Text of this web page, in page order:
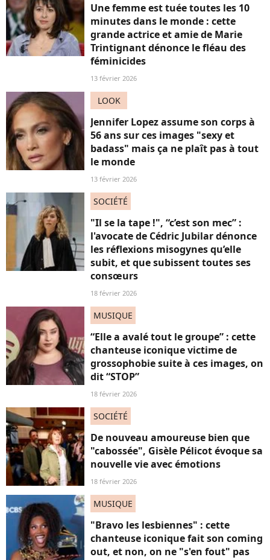
Une femme est tuée toutes les 10
minutes dans le monde : cette
grande actrice et amie de Marie
Trintignant dénonce le fléau des
féminicides
13 février 2026
LOOK
Jennifer Lopez assume son corps à
56 ans sur ces images "sexy et
badass" mais ça ne plaît pas à tout
le monde
13 février 2026
SOCIÉTÉ
"Il se la tape !", “c’est son mec” :
l'avocate de Cédric Jubilar dénonce
les réflexions misogynes qu’elle
subit, et que subissent toutes ses
consœurs
18 février 2026
MUSIQUE
“Elle a avalé tout le groupe” : cette
chanteuse iconique victime de
grossophobie suite à ces images, on
dit “STOP”
18 février 2026
SOCIÉTÉ
De nouveau amoureuse bien que
"cabossée", Gisèle Pélicot évoque sa
nouvelle vie avec émotions
18 février 2026
MUSIQUE
"Bravo les lesbiennes" : cette
chanteuse iconique fait son coming
out, et non, on ne "s'en fout" pas